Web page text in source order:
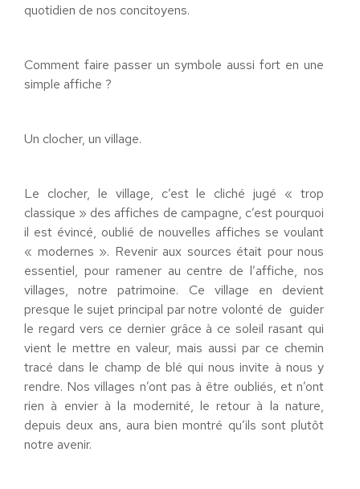
quotidien de nos concitoyens.
Comment faire passer un symbole aussi fort en une
simple affiche ?
Un clocher, un village.
Le clocher, le village, c’est le cliché jugé « trop
classique » des affiches de campagne, c’est pourquoi
il est évincé, oublié de nouvelles affiches se voulant
« modernes ». Revenir aux sources était pour nous
essentiel, pour ramener au centre de l’affiche, nos
villages, notre patrimoine. Ce village en devient
presque le sujet principal par notre volonté de guider
le regard vers ce dernier grâce à ce soleil rasant qui
vient le mettre en valeur, mais aussi par ce chemin
tracé dans le champ de blé qui nous invite à nous y
rendre. Nos villages n’ont pas à être oubliés, et n’ont
rien à envier à la modernité, le retour à la nature,
depuis deux ans, aura bien montré qu’ils sont plutôt
notre avenir.